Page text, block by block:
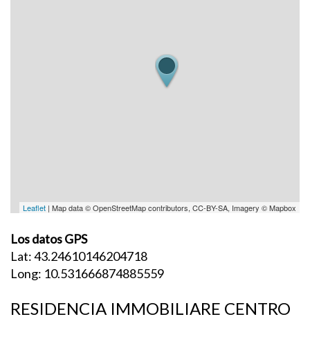
Leaflet | Map data © OpenStreetMap contributors, CC-BY-SA, Imagery © Mapbox
Los datos GPS
Lat: 43.24610146204718
Long: 10.531666874885559
RESIDENCIA IMMOBILIARE CENTRO